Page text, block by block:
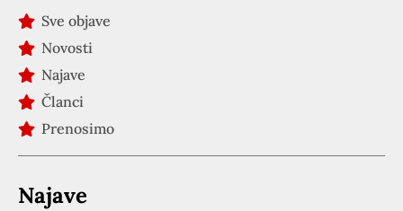
Sve objave
Novosti
Najave
Članci
Prenosimo
Najave